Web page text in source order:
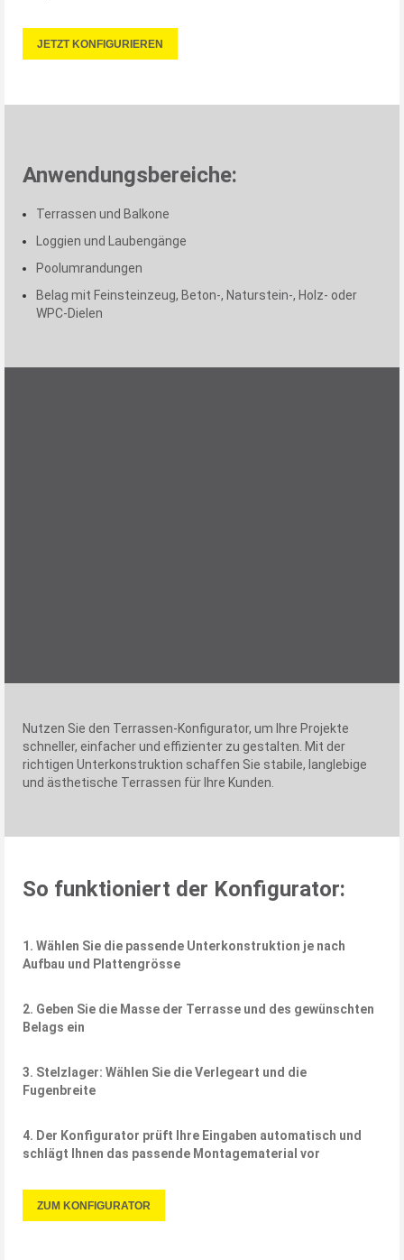
JETZT KONFIGURIEREN
Anwendungsbereiche:
Terrassen und Balkone
Loggien und Laubengänge
Poolumrandungen
Belag mit Feinsteinzeug, Beton-, Naturstein-, Holz- oder
WPC-Dielen
Nutzen Sie den Terrassen-Konfigurator, um Ihre Projekte
schneller, einfacher und effizienter zu gestalten. Mit der
richtigen Unterkonstruktion schaffen Sie stabile, langlebige
und ästhetische Terrassen für Ihre Kunden.
So funktioniert der Konfigurator:
1. Wählen Sie die passende Unterkonstruktion je nach
Aufbau und Plattengrösse
2. Geben Sie die Masse der Terrasse und des gewünschten
Belags ein
3. Stelzlager: Wählen Sie die Verlegeart und die
Fugenbreite
4. Der Konfigurator prüft Ihre Eingaben automatisch und
schlägt Ihnen das passende Montagematerial vor
ZUM KONFIGURATOR